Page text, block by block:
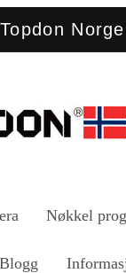
Nøkkel
Blogg